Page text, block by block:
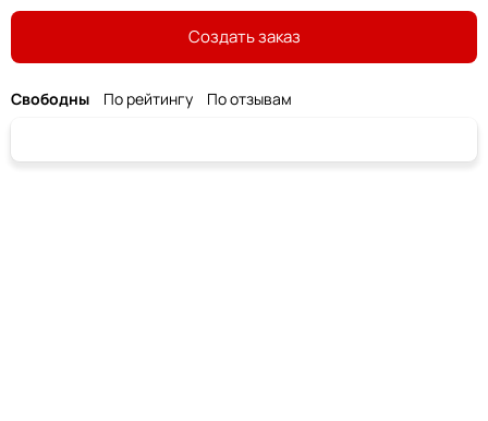
Создать заказ
Свободны По рейтингу По отзывам